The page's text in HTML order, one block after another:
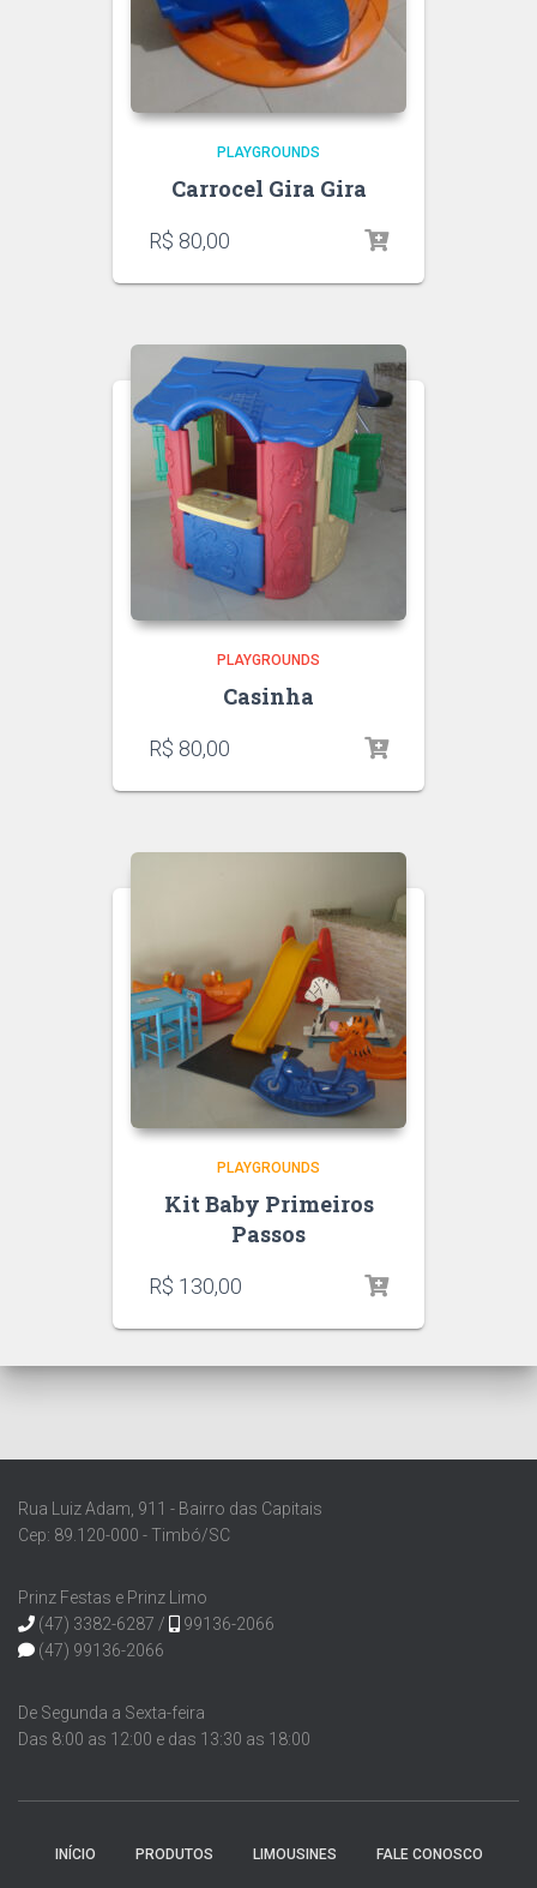
PLAYGROUNDS
Carrocel Gira Gira
R$ 80,00
PLAYGROUNDS
Casinha
R$ 80,00
PLAYGROUNDS
Kit Baby Primeiros
Passos
R$ 130,00
Rua Luiz Adam, 911 - Bairro das Capitais
Cep: 89.120-000 - Timbó/SC
Prinz Festas e Prinz Limo
(47) 3382-6287 /
99136-2066
(47) 99136-2066
De Segunda a Sexta-feira
Das 8:00 as 12:00 e das 13:30 as 18:00
INÍCIO PRODUTOS LIMOUSINES FALE CONOSCO